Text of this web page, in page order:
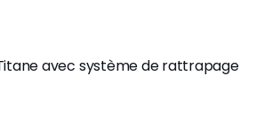
avec système de rattrapage